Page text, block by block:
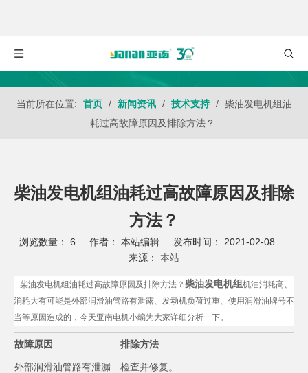
当前所在位置: 首页 / 新闻资讯 / 技术支持 /
柴油发电机组油
耗过高故障原因及排除方法？
柴油发电机组油耗过高故障原因及排除
方法？
浏览数量： 6 作者： 本站编辑 发布时间： 2021-02-08
来源： 本站
["wechat","weibo","qzone","douban","email"]
柴油发电机组油耗过高故障原因及排除方法？ 柴油发电机组 机油消耗高、
消耗大有可能是外部润滑油管路有泄露、发动机负荷过重、使用润滑油牌号不
当等原因造成的，今天亚南电机小编为大家详细分析一下。
故障原因 排除方法
外部润滑油管路有泄漏 检查并修复。